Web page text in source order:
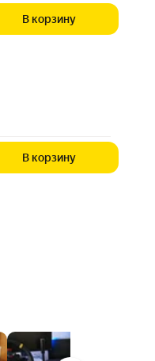
В корзину
В корзину